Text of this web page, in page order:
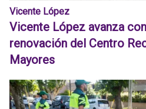
Vicente López
Vicente López avanza
renovación del Centro
Mayores